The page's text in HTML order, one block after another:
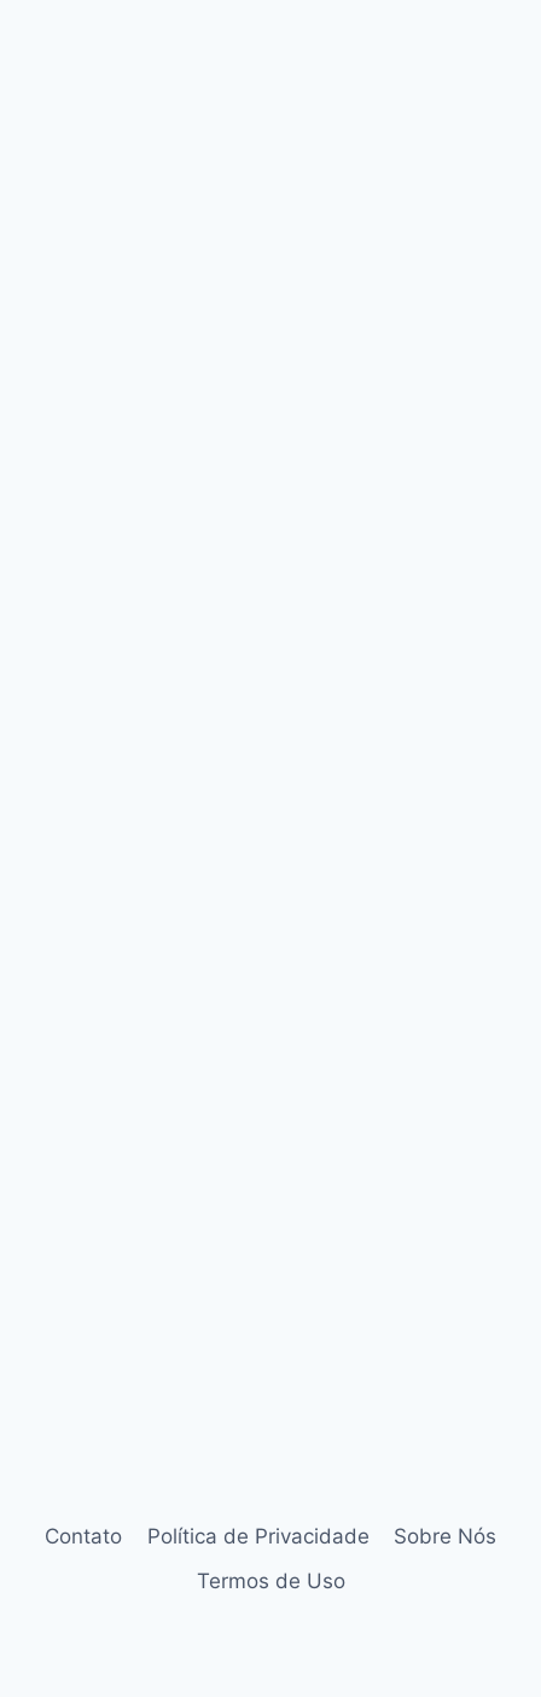
Contato Política de Privacidade
Sobre Nós
Termos de Uso